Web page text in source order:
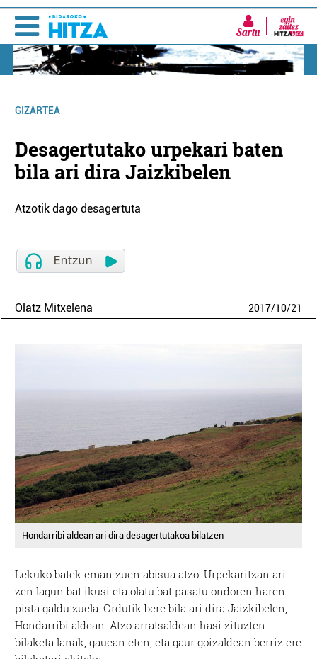
Sartu
GIZARTEA
Desagertutako urpekari baten
bila ari dira Jaizkibelen
Atzotik dago desagertuta
Olatz Mitxelena 2017/10/21
Hondarribi aldean ari dira desagertutakoa bilatzen
Lekuko batek eman zuen abisua atzo. Urpekaritzan ari
zen lagun bat ikusi eta olatu bat pasatu ondoren haren
pista galdu zuela. Ordutik bere bila ari dira Jaizkibelen,
Hondarribi aldean. Atzo arratsaldean hasi zituzten
bilaketa lanak, gauean eten, eta gaur goizaldean berriz ere